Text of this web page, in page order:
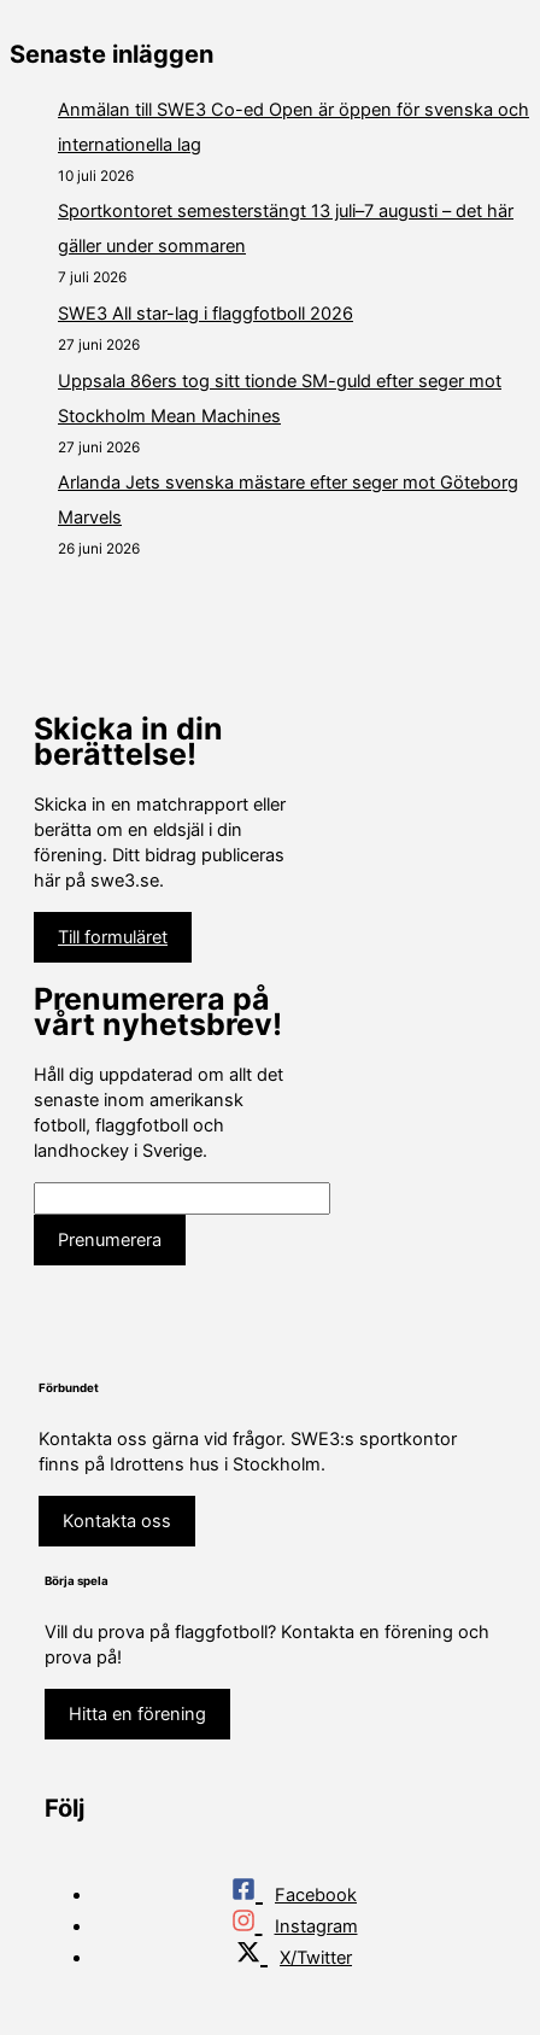
Senaste inläggen
Anmälan till SWE3 Co-ed Open är öppen för svenska och
internationella lag
10 juli 2026
Sportkontoret semesterstängt 13 juli–7 augusti – det här
gäller under sommaren
7 juli 2026
SWE3 All star-lag i flaggfotboll 2026
27 juni 2026
Uppsala 86ers tog sitt tionde SM-guld efter seger mot
Stockholm Mean Machines
27 juni 2026
Arlanda Jets svenska mästare efter seger mot Göteborg
Marvels
26 juni 2026
Skicka in din
berättelse!
Skicka in en matchrapport eller
berätta om en eldsjäl i din
förening. Ditt bidrag publiceras
här på swe3.se.
Till formuläret
Prenumerera på
vårt nyhetsbrev!
Håll dig uppdaterad om allt det
senaste inom amerikansk
fotboll, flaggfotboll och
landhockey i Sverige.
Förbundet
Kontakta oss gärna vid frågor. SWE3:s sportkontor
finns på Idrottens hus i Stockholm.
Kontakta oss
Börja spela
Vill du prova på flaggfotboll? Kontakta en förening och
prova på!
Hitta en förening
Följ
Facebook
Instagram
X/Twitter